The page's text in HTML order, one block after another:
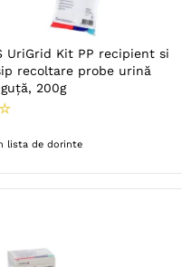
UriGrid Kit PP recipient si
recoltare probe urină
200g
☆
lista de dorinte